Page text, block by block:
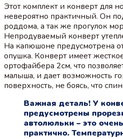
Этот комплект и конверт для
невероятно практичный. Он
роддома, а так же прогулок
Непродуваемый конверт
На капюшоне предусмотрена
опушка. Конверт имеет
ортофайбера 2см, что
малыша, и дает возможность
поверхность, не боясь, что
Важная деталь! У
предусмотрены
автолюльки – это
практично.